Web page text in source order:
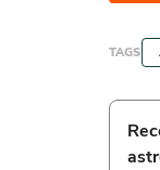
TAGS